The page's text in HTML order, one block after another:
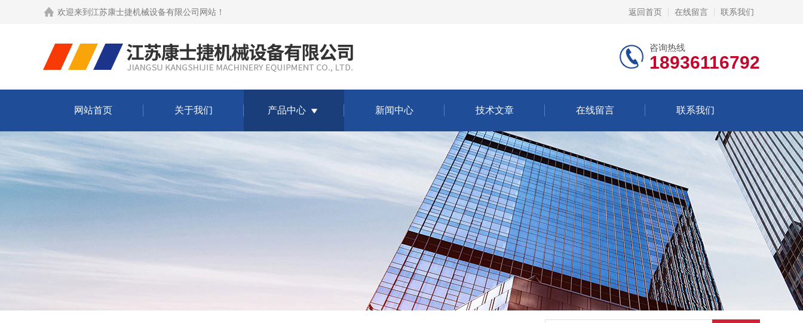
欢迎来到 江苏康士捷机械设备有限公司网站 ！ 返回首页 在线留言 联系我们
咨询热线
18936116792
网站首页 关于我们 产品中心 新闻中心 技术文章 在线留言 联系我们